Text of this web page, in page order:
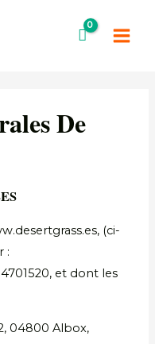
De
(ci-
:
et dont les
04800 Albox,